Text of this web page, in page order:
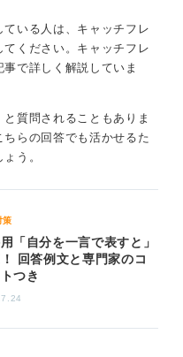
いる人は、キャッチフレ
ください。キャッチフレ
で詳しく解説していま
質問されることもありま
らの回答でも活かせるた
う。
策
「自分を一言で表すと」
回答例文と専門家のコ
つき